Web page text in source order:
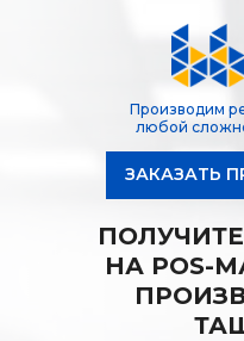
Производим
любой
ЗАКАЗАТЬ
НА POS-